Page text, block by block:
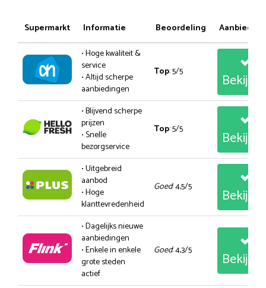
Supermarkt Informatie Beoordeling
• Hoge kwaliteit &
service
• Altijd scherpe
aanbiedingen
Top: 5/5
• Blijvend scherpe
prijzen
• Snelle
bezorgservice
Top: 5/5
• Uitgebreid
aanbod
• Hoge
klanttevredenheid
Goed: 4,5/5
• Dagelijks nieuwe
aanbiedingen
• Enkele in enkele
grote steden
actief
Goed: 4,3/5